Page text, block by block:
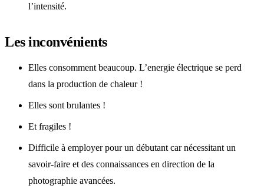
l’intensité.
Les inconvénients
Elles consomment beaucoup. L’energie électrique se perd
dans la production de chaleur !
Elles sont brulantes !
Et fragiles !
Difficile à employer pour un débutant car nécessitant un
savoir-faire et des connaissances en direction de la
photographie avancées.